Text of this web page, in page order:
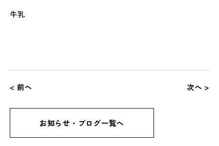
牛乳
< 前へ 次へ >
お知らせ・ブログ一覧へ